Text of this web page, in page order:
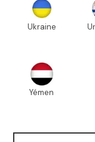
Ukraine
Yémen